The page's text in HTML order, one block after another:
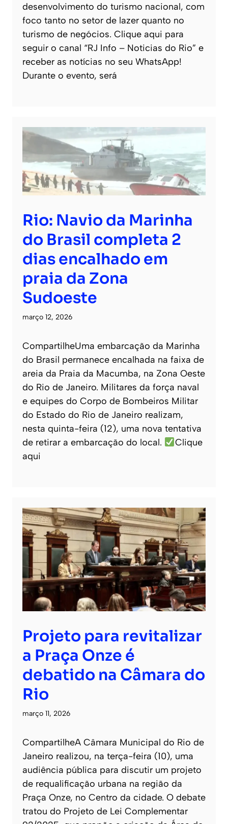
desenvolvimento do turismo nacional, com
foco tanto no setor de lazer quanto no
turismo de negócios. Clique aqui para
seguir o canal “RJ Info – Noticias do Rio” e
receber as notícias no seu WhatsApp!
Durante o evento, será
Rio: Navio da Marinha
do Brasil completa 2
dias encalhado em
praia da Zona
Sudoeste
março 12, 2026
CompartilheUma embarcação da Marinha
do Brasil permanece encalhada na faixa de
areia da Praia da Macumba, na Zona Oeste
do Rio de Janeiro. Militares da força naval
e equipes do Corpo de Bombeiros Militar
do Estado do Rio de Janeiro realizam,
nesta quinta-feira (12), uma nova tentativa
de retirar a embarcação do local.
Clique
aqui
Projeto para revitalizar
a Praça Onze é
debatido na Câmara do
Rio
março 11, 2026
CompartilheA Câmara Municipal do Rio de
Janeiro realizou, na terça-feira (10), uma
audiência pública para discutir um projeto
de requalificação urbana na região da
Praça Onze, no Centro da cidade. O debate
tratou do Projeto de Lei Complementar